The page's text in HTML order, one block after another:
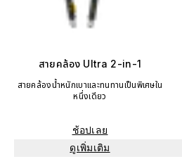
สายคล้อง Ultra 2-in-1
สายคล้องน้ำหนักเบาและทนทานเป็นพิเศษใน
หนึ่งเดียว
ช้อปเลย
ดูเพิ่มเติม